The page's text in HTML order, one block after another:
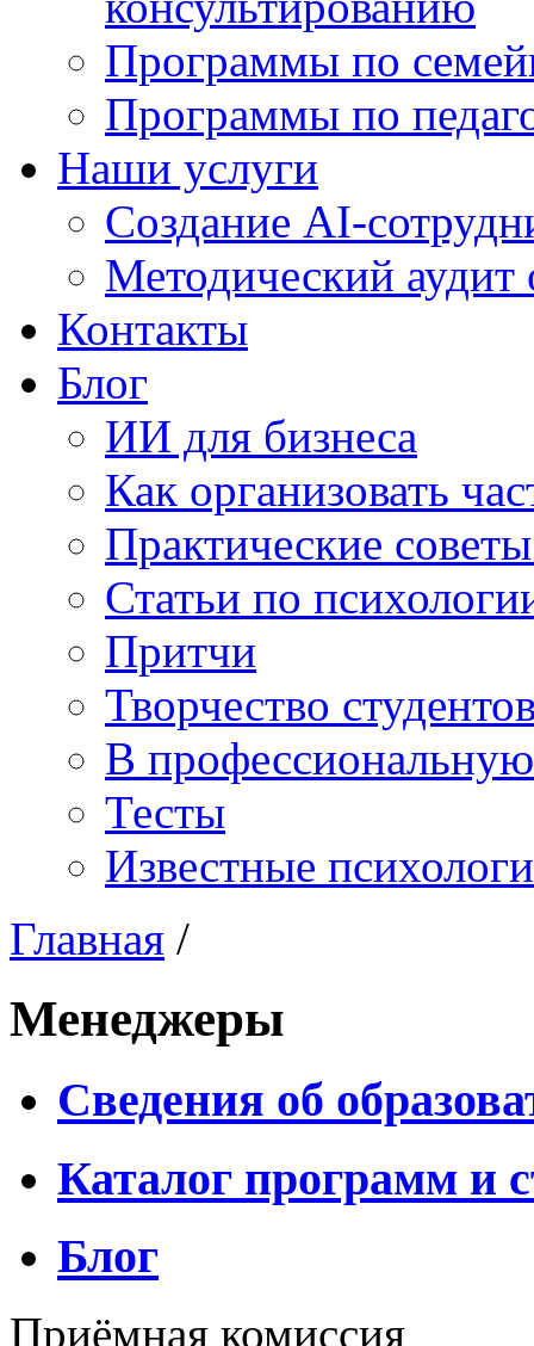
Программы по
Программы по
Наши услуги
Создание AI-
Методический аудит
Контакты
Блог
ИИ для бизнеса
Как организовать
Практические
Статьи по
Притчи
Творчество
В
Тесты
Известные психологи
Главная /
Менеджеры
Сведения об
Каталог программ и
Блог
Приёмная комиссия